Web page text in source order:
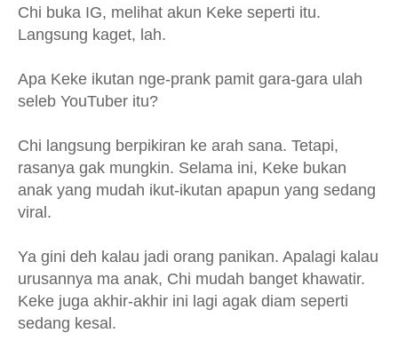
Chi buka IG, melihat akun Keke seperti itu.
Langsung kaget, lah.
Apa Keke ikutan nge-prank pamit gara-gara ulah
seleb YouTuber itu?
Chi langsung berpikiran ke arah sana. Tetapi,
rasanya gak mungkin. Selama ini, Keke bukan
anak yang mudah ikut-ikutan apapun yang sedang
viral.
Ya gini deh kalau jadi orang panikan. Apalagi kalau
urusannya ma anak, Chi mudah banget khawatir.
Keke juga akhir-akhir ini lagi agak diam seperti
sedang kesal.